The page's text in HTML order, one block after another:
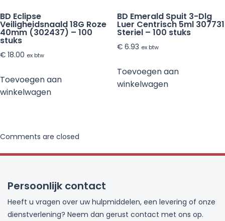
BD Eclipse
Veiligheidsnaald 18G Roze
40mm (302437) – 100
stuks
€ 18.00 ex btw
Toevoegen aan
winkelwagen
BD Emerald Spuit 3-Dlg
Luer Centrisch 5ml 307731
Steriel – 100 stuks
€6.93 ex btw
Toevoegen aan
winkelwagen
Comments are closed
Persoonlijk contact
Heeft u vragen over uw hulpmiddelen, een levering of onze
dienstverlening? Neem dan gerust contact met ons op.